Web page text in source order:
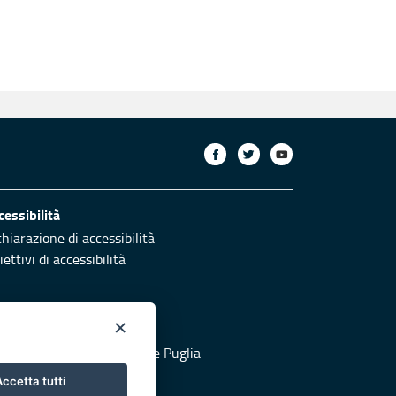
di accessibilità
di accessibilità
al sito di Protezione Civile Puglia
×
tutti